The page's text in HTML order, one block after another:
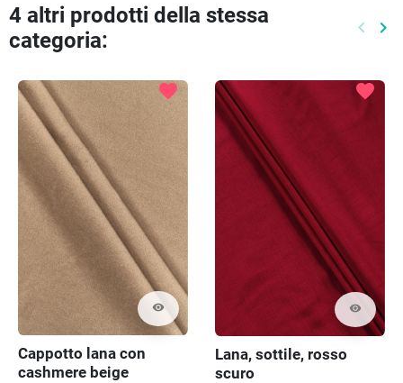
4 altri prodotti della stessa
categoria:
keyboard_arrow_left keyboard_arrow_right
visibility
favorite
Cappotto lana con
cashmere beige
visibility
favorite
Lana, sottile, rosso
scuro